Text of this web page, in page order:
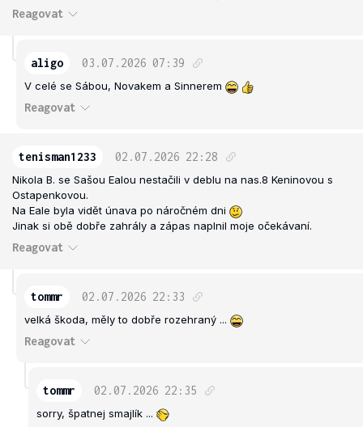
Reagovat
aligo 03.07.2026 07:39
V celé se Sábou, Novakem a Sinnerem
Reagovat
tenisman1233 02.07.2026 22:28
Nikola B. se Sašou Ealou nestačili v deblu na nas.8 Keninovou s
Ostapenkovou.
Na Eale byla vidět únava po náročném dni
Jinak si obě dobře zahrály a zápas naplnil moje očekávaní.
Reagovat
tommr 02.07.2026 22:33
velká škoda, měly to dobře rozehraný ...
Reagovat
tommr 02.07.2026 22:35
sorry, špatnej smajlík ...